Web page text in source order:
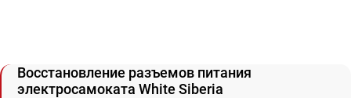
Восстановление разъемов питания
электросамоката White Siberia